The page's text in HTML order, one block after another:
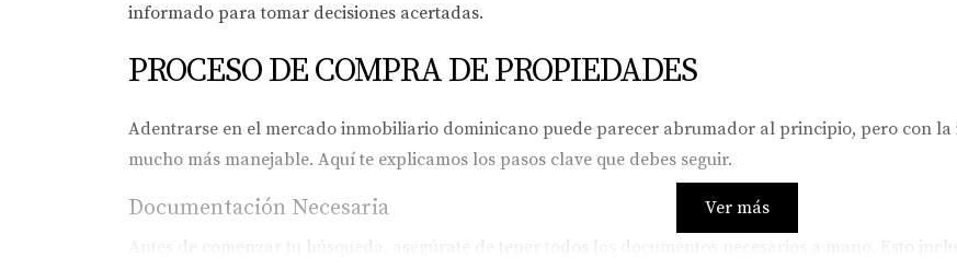
informado para tomar decisiones acertadas.
PROCESO DE COMPRA DE PROPIEDADES
Adentrarse en el mercado inmobiliario dominicano puede parecer abrumador al principio, pero con la
mucho más manejable. Aquí te explicamos los pasos clave que debes seguir.
Documentación Necesaria
Antes de comenzar tu búsqueda, asegúrate de tener todos los documentos necesarios a mano. Esto
Ver más